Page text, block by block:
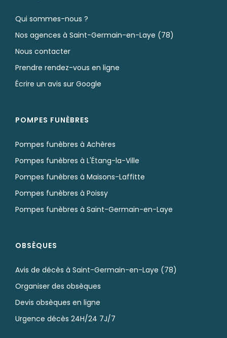
Qui sommes-nous ?
Nos agences à Saint-Germain-en-Laye (78)
Nous contacter
Prendre rendez-vous en ligne
Écrire un avis sur Google
POMPES FUNÈBRES
Pompes funèbres à Achères
Pompes funèbres à L'Étang-la-Ville
Pompes funèbres à Maisons-Laffitte
Pompes funèbres à Poissy
Pompes funèbres à Saint-Germain-en-Laye
OBSÈQUES
Avis de décès à Saint-Germain-en-Laye (78)
Organiser des obsèques
Devis obsèques en ligne
Urgence décès 24H/24 7J/7